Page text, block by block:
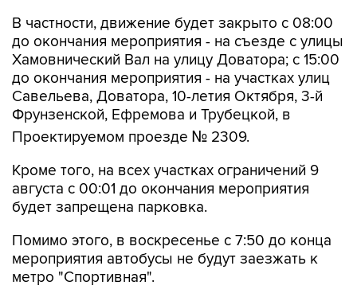
В частности, движение будет закрыто с 08:00
до окончания мероприятия - на съезде с улицы
Хамовнический Вал на улицу Доватора; с 15:00
до окончания мероприятия - на участках улиц
Савельева, Доватора, 10-летия Октября, 3-й
Фрунзенской, Ефремова и Трубецкой, в
Проектируемом проезде № 2309.
Кроме того, на всех участках ограничений 9
августа с 00:01 до окончания мероприятия
будет запрещена парковка.
Помимо этого, в воскресенье с 7:50 до конца
мероприятия автобусы не будут заезжать к
метро "Спортивная".